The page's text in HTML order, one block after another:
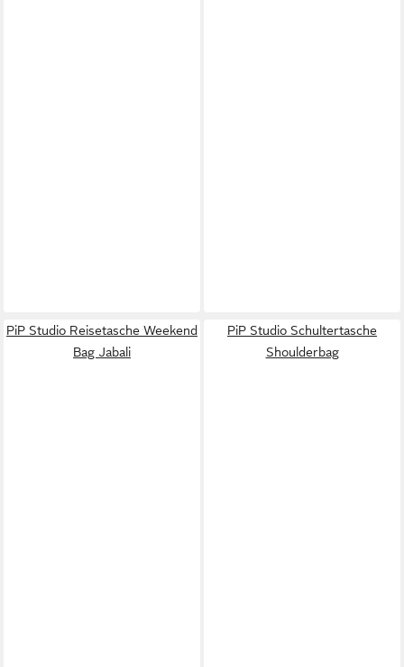
PiP Studio Reisetasche Weekend
Bag Jabali
PiP Studio Schultertasche
Shoulderbag